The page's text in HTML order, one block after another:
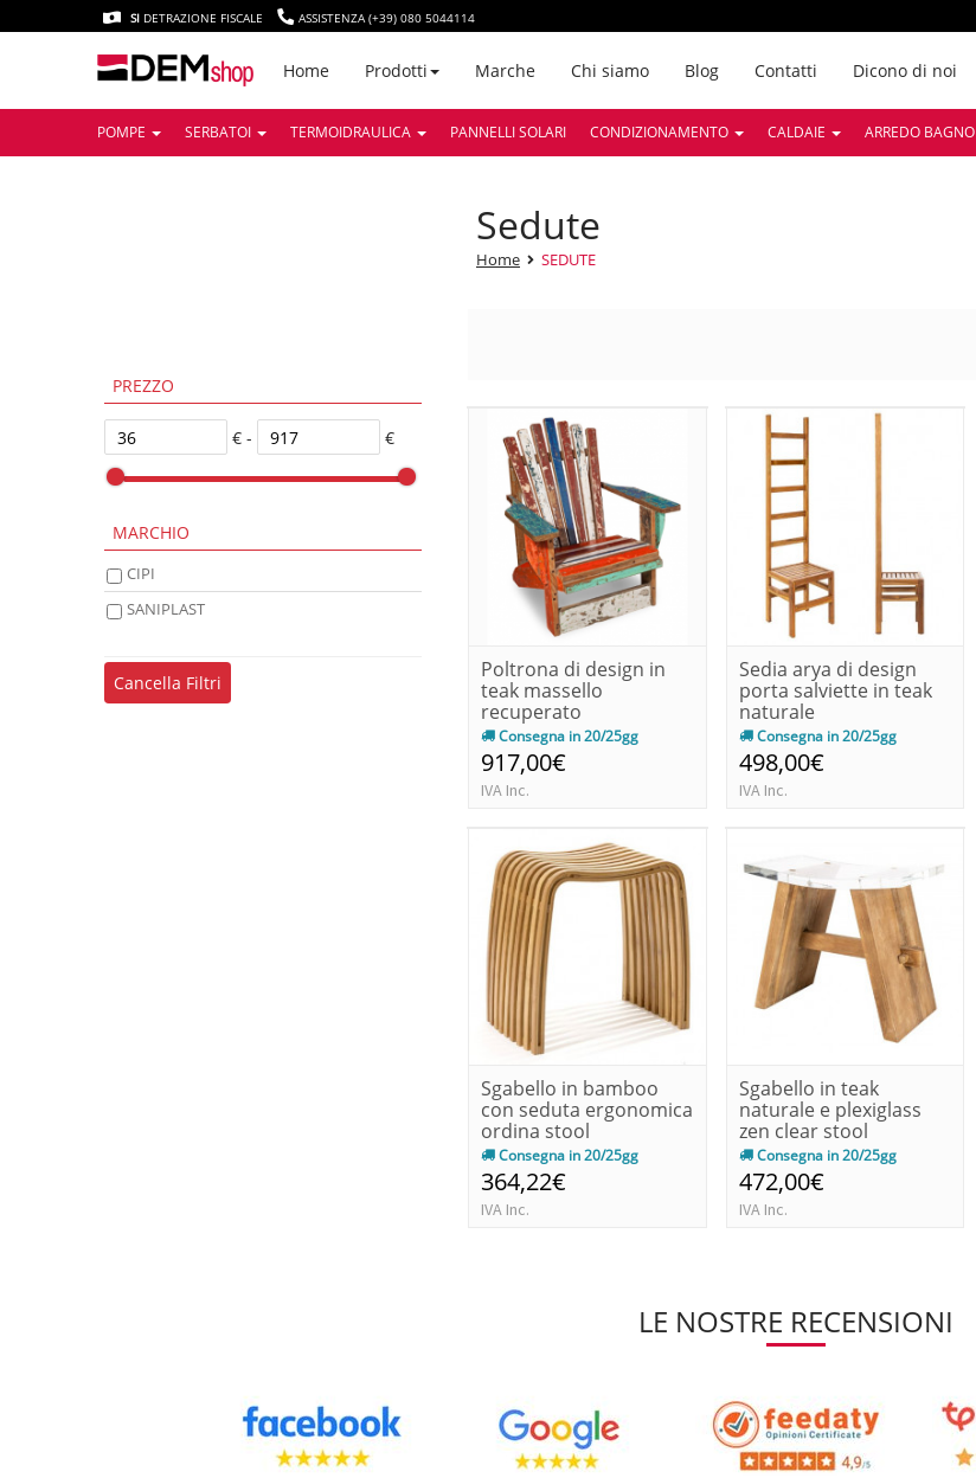
SI DETRAZIONE FISCALE ASSISTENZA (+39) 080 5044114
Home Prodotti Marche Chi siamo Blog Contatti Dicono di noi
POMPE SERBATOI TERMOIDRAULICA PANNELLI SOLARI CONDIZIONAMENTO CALDAIE ARREDO BAGNO
PREZZO
€ - €
MARCHIO
CIPI
SANIPLAST
Cancella Filtri
sedute
Home SEDUTE
Poltrona di design in
teak massello
recuperato
Consegna in 20/25gg
917,00€
IVA Inc.
Sedia arya di design
porta salviette in teak
naturale
Consegna in 20/25gg
498,00€
IVA Inc.
Sgabello in bamboo
con seduta ergonomica
ordina stool
Consegna in 20/25gg
364,22€
IVA Inc.
Sgabello in teak
naturale e plexiglass
zen clear stool
Consegna in 20/25gg
472,00€
IVA Inc.
LE NOSTRE RECENSIONI